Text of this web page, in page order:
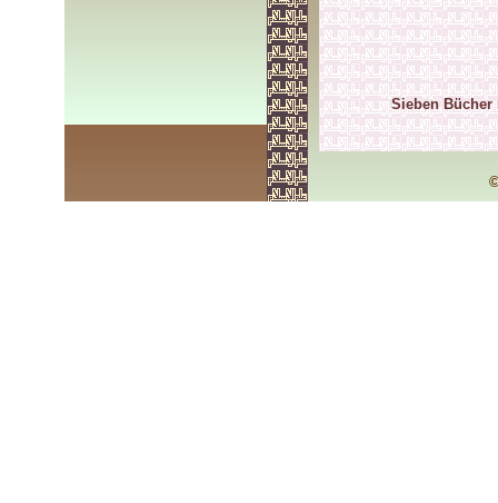
Sieben Bücher